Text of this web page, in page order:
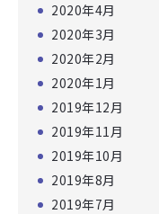
2020年4月
2020年3月
2020年2月
2020年1月
2019年12月
2019年11月
2019年10月
2019年8月
2019年7月